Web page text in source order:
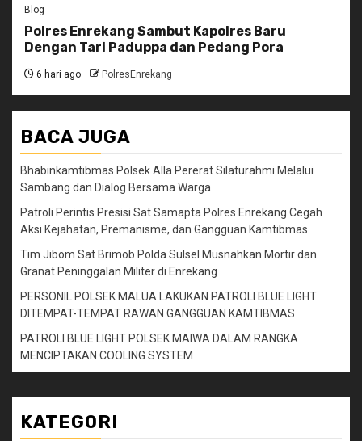
Blog
Polres Enrekang Sambut Kapolres Baru
Dengan Tari Paduppa dan Pedang Pora
6 hari ago PolresEnrekang
BACA JUGA
Bhabinkamtibmas Polsek Alla Pererat Silaturahmi Melalui
Sambang dan Dialog Bersama Warga
Patroli Perintis Presisi Sat Samapta Polres Enrekang Cegah
Aksi Kejahatan, Premanisme, dan Gangguan Kamtibmas
Tim Jibom Sat Brimob Polda Sulsel Musnahkan Mortir dan
Granat Peninggalan Militer di Enrekang
PERSONIL POLSEK MALUA LAKUKAN PATROLI BLUE LIGHT
DITEMPAT-TEMPAT RAWAN GANGGUAN KAMTIBMAS
PATROLI BLUE LIGHT POLSEK MAIWA DALAM RANGKA
MENCIPTAKAN COOLING SYSTEM
KATEGORI